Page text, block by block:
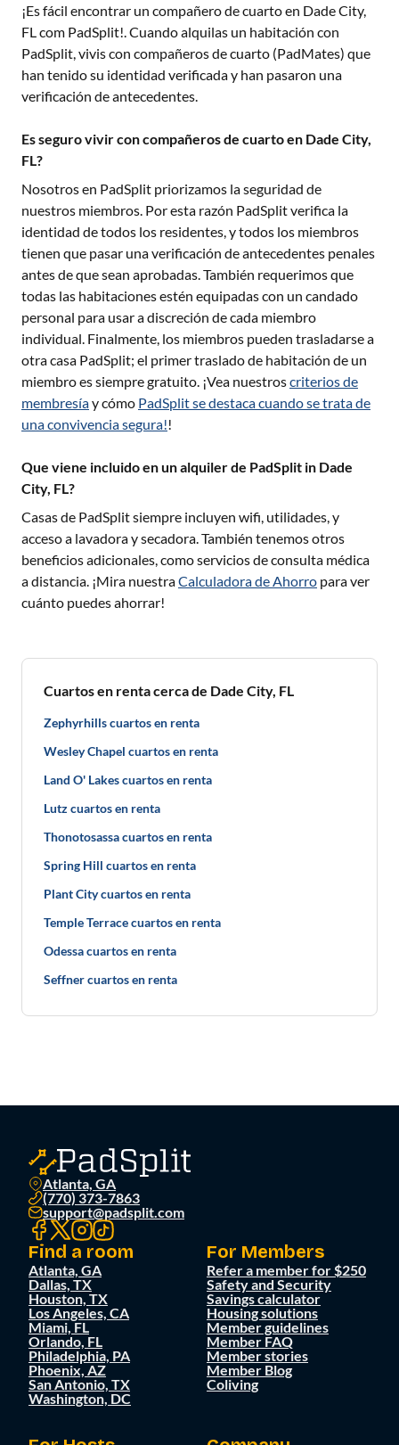
¡Es fácil encontrar un compañero de cuarto en Dade City,
FLcom PadSplit!. Cuando alquilas un habitación con
PadSplit, vivis con compañeros de cuarto (PadMates) que
han tenido su identidad verificada y han pasaron una
verificación de antecedentes.
Es seguro vivir con compañeros de cuarto en Dade City,
FL?
Nosotros en PadSplit priorizamos la seguridad de
nuestros miembros. Por esta razón PadSplit verifica la
identidad de todos los residentes, y todos los miembros
tienen que pasar una verificación de antecedentes penales
antes de que sean aprobadas. También requerimos que
todas las habitaciones estén equipadas con un candado
personal para usar a discreción de cada miembro
individual. Finalmente, los miembros pueden trasladarse a
otra casa PadSplit; el primer traslado de habitación de un
miembro es siempre gratuito. ¡Vea nuestroscriterios de
membresíay cómo PadSplit se destaca cuando se trata de
una convivencia segura!!
Que viene incluido en un alquiler de PadSplit in Dade
City, FL?
Casas de PadSplit siempre incluyen wifi, utilidades, y
acceso a lavadora y secadora. También tenemos otros
beneficios adicionales, como servicios de consulta médica
a distancia. ¡Mira nuestraCalculadora de Ahorro para ver
cuánto puedes ahorrar!
Cuartos en renta cerca de Dade City, FL
Zephyrhills cuartos en renta
Wesley Chapel cuartos en renta
Land O' Lakes cuartos en renta
Lutz cuartos en renta
Thonotosassa cuartos en renta
Spring Hill cuartos en renta
Plant City cuartos en renta
Temple Terrace cuartos en renta
Odessa cuartos en renta
Seffner cuartos en renta
Atlanta, GA
(770) 373-7863
support@padsplit.com
Find a room
Atlanta, GA
Dallas, TX
Houston, TX
Los Angeles, CA
Miami, FL
Orlando, FL
Philadelphia, PA
Phoenix, AZ
San Antonio, TX
Washington, DC
For Members
Refer a member for $250
Safety and Security
Savings calculator
Housing solutions
Member guidelines
Member FAQ
Member stories
Member Blog
Coliving